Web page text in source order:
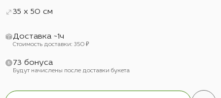
35 x 50 см
Доставка ~1ч
Стоимость доставки: 350 ₽
73 бонуса
Будут начислены после доставки букета